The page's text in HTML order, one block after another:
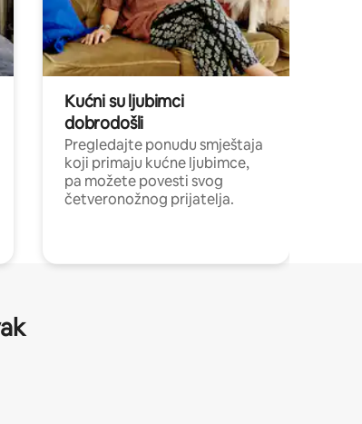
Kućni su ljubimci
dobrodošli
Pregledajte ponudu smještaja
koji primaju kućne ljubimce,
pa možete povesti svog
četveronožnog prijatelja.